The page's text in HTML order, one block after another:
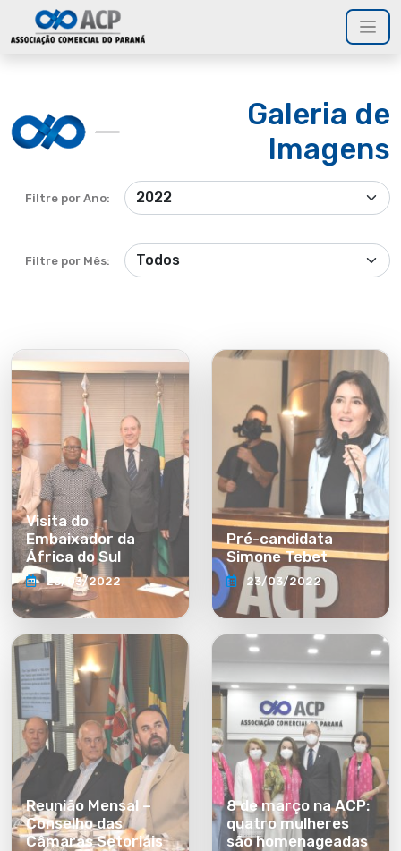
Galeria de
Imagens
Filtre por Ano:
Filtre por Mês:
Visita do
Embaixador da
África do Sul
23/03/2022
Pré-candidata
Simone Tebet
23/03/2022
Reunião Mensal –
Conselho das
Câmaras Setoriais
8 de março na ACP:
quatro mulheres
são homenageadas